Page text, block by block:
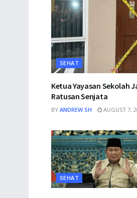
SEHAT
Ketua Yayasan Sekolah
Ratusan Senjata
BY ANDREW SH AUGUST 7,
SEHAT